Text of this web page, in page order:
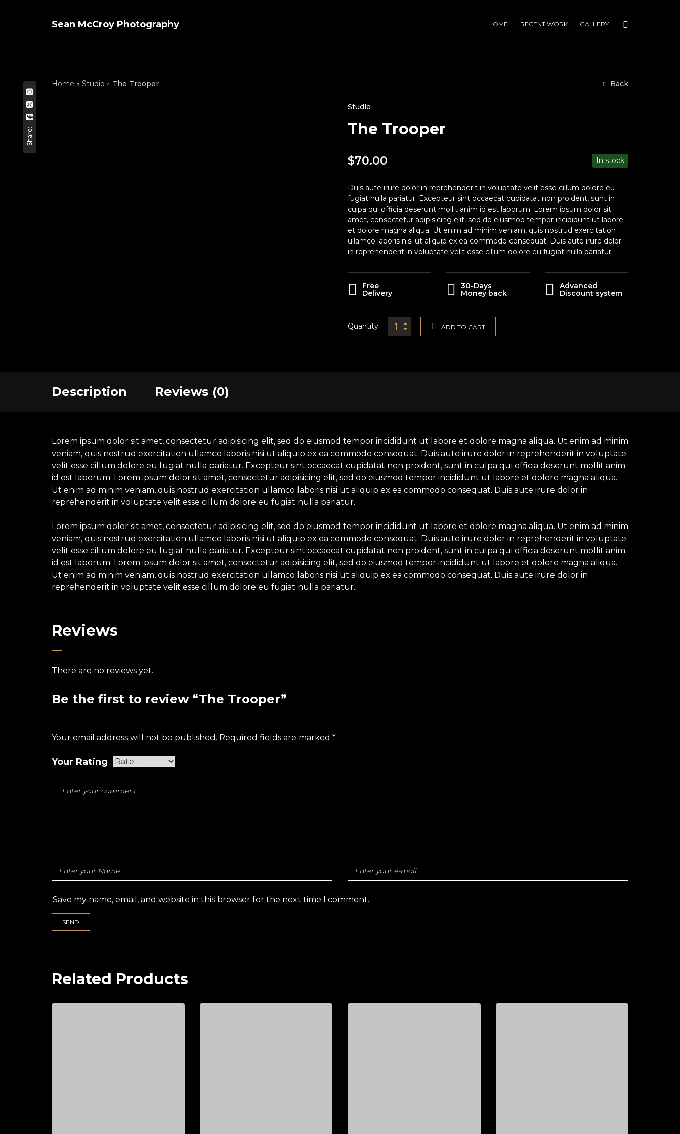
Sean McCroy Photography HOME RECENT WORK GALLERY
Share:
Home Studio The Trooper Back
Studio
The Trooper
$70.00 In stock
Duis aute irure dolor in reprehenderit in voluptate velit esse cillum dolore eu
fugiat nulla pariatur. Excepteur sint occaecat cupidatat non proident, sunt in
culpa qui officia deserunt mollit anim id est laborum. Lorem ipsum dolor sit
amet, consectetur adipisicing elit, sed do eiusmod tempor incididunt ut labore
et dolore magna aliqua. Ut enim ad minim veniam, quis nostrud exercitation
ullamco laboris nisi ut aliquip ex ea commodo consequat. Duis aute irure dolor
in reprehenderit in voluptate velit esse cillum dolore eu fugiat nulla pariatur.
Free
Delivery
30-Days
Money back
Advanced
Discount system
Quantity ADD TO CART
Description Reviews (0)
Lorem ipsum dolor sit amet, consectetur adipisicing elit, sed do eiusmod tempor incididunt ut labore et dolore magna aliqua. Ut enim ad minim
veniam, quis nostrud exercitation ullamco laboris nisi ut aliquip ex ea commodo consequat. Duis aute irure dolor in reprehenderit in voluptate
velit esse cillum dolore eu fugiat nulla pariatur. Excepteur sint occaecat cupidatat non proident, sunt in culpa qui officia deserunt mollit anim
id est laborum. Lorem ipsum dolor sit amet, consectetur adipisicing elit, sed do eiusmod tempor incididunt ut labore et dolore magna aliqua.
Ut enim ad minim veniam, quis nostrud exercitation ullamco laboris nisi ut aliquip ex ea commodo consequat. Duis aute irure dolor in
reprehenderit in voluptate velit esse cillum dolore eu fugiat nulla pariatur.
Lorem ipsum dolor sit amet, consectetur adipisicing elit, sed do eiusmod tempor incididunt ut labore et dolore magna aliqua. Ut enim ad minim
veniam, quis nostrud exercitation ullamco laboris nisi ut aliquip ex ea commodo consequat. Duis aute irure dolor in reprehenderit in voluptate
velit esse cillum dolore eu fugiat nulla pariatur. Excepteur sint occaecat cupidatat non proident, sunt in culpa qui officia deserunt mollit anim
id est laborum. Lorem ipsum dolor sit amet, consectetur adipisicing elit, sed do eiusmod tempor incididunt ut labore et dolore magna aliqua.
Ut enim ad minim veniam, quis nostrud exercitation ullamco laboris nisi ut aliquip ex ea commodo consequat. Duis aute irure dolor in
reprehenderit in voluptate velit esse cillum dolore eu fugiat nulla pariatur.
Reviews
There are no reviews yet.
Be the first to review “The Trooper”
Your email address will not be published. Required fields are marked *
Your Rating
Save my name, email, and website in this browser for the next time I comment.
Related Products